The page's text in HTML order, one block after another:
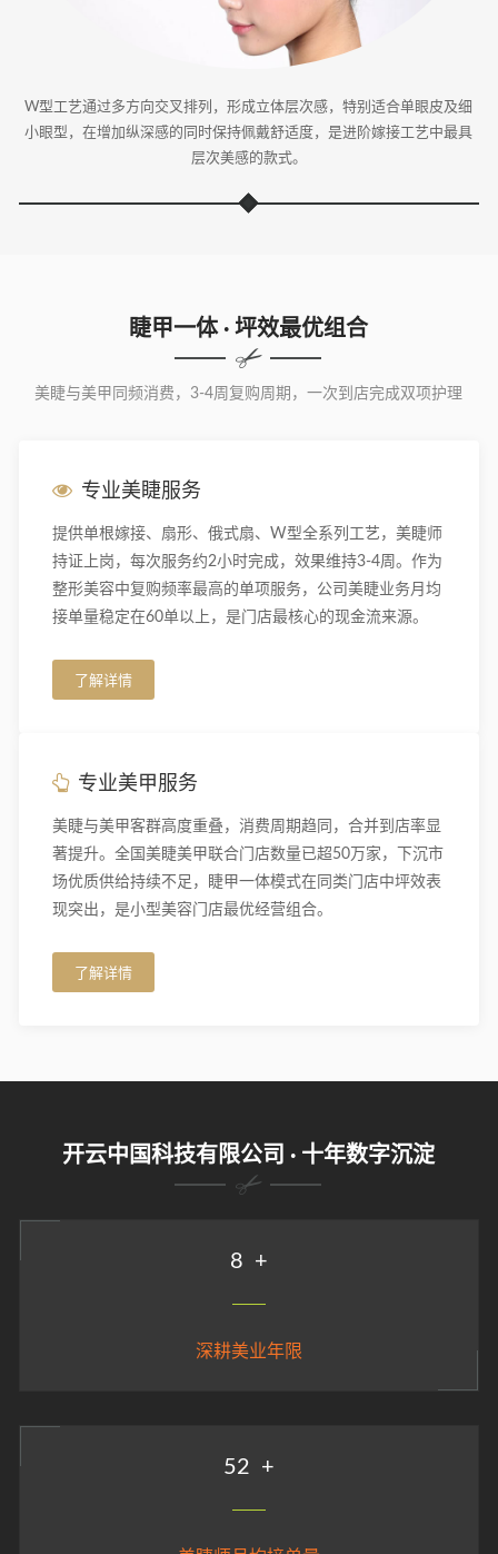
W型工艺通过多方向交叉排列，形成立体层次感，特别适合单眼皮及细
小眼型，在增加纵深感的同时保持佩戴舒适度，是进阶嫁接工艺中最具
层次美感的款式。
睫甲一体 · 坪效最优组合
美睫与美甲同频消费，3-4周复购周期，一次到店完成双项护理
专业美睫服务
提供单根嫁接、扇形、俄式扇、W型全系列工艺，美睫师
持证上岗，每次服务约2小时完成，效果维持3-4周。作为
整形美容中复购频率最高的单项服务，公司美睫业务月均
接单量稳定在60单以上，是门店最核心的现金流来源。
了解详情
专业美甲服务
美睫与美甲客群高度重叠，消费周期趋同，合并到店率显
著提升。全国美睫美甲联合门店数量已超50万家，下沉市
场优质供给持续不足，睫甲一体模式在同类门店中坪效表
现突出，是小型美容门店最优经营组合。
了解详情
开云中国科技有限公司 · 十年数字沉淀
9 +
深耕美业年限
58 +